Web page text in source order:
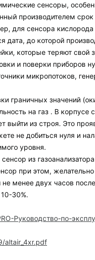
сенсоры,
производителем
для сенсора
до которой
которые теряют свой
и поверки приборов
микропотоков,
значений
на газ . В
из строя. Это
не добиться нуля и
уровня.
из
при этом,
менее двух часов
30%.
Руководство-по-
altair_4xr.pdf